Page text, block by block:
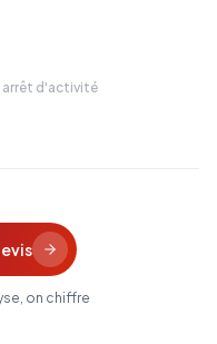
arrêt d'activité
on chiffre